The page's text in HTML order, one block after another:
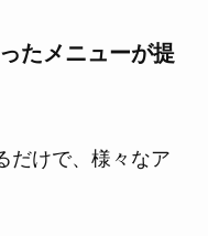
たメニューが提
だけで、様々なア